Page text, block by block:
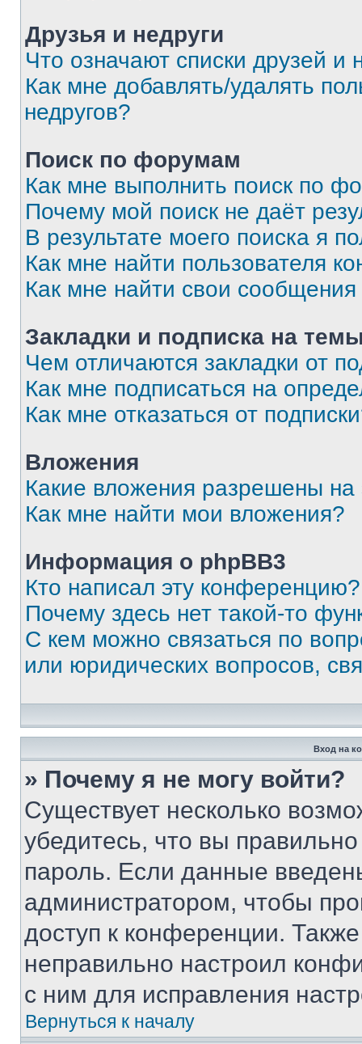
Друзья и недруги
Что означают списки друзей и
Как мне добавлять/удалять
недругов?
Поиск по форумам
Как мне выполнить поиск по
Почему мой поиск не даёт
В результате моего поиска я
Как мне найти пользователя
Как мне найти свои
Закладки и подписка на
Чем отличаются закладки от
Как мне подписаться на
Как мне отказаться от
Вложения
Какие вложения разрешены
Как мне найти мои вложения?
Информация о phpBB3
Кто написал эту конференцию?
Почему здесь нет такой-то
С кем можно связаться по
или юридических вопросов,
Вход на
» Почему я не могу войти?
Существует несколько
убедитесь, что вы
пароль. Если данные
администратором, чтобы
доступ к конференции.
неправильно настроил
с ним для исправления
Вернуться к началу